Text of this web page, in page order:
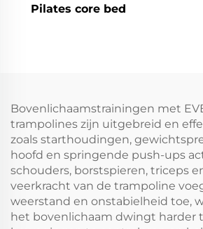
Pilates core bed
Bovenlichaamstrainingen met
trampolines zijn uitgebreid en
zoals starthoudingen,
hoofd en springende push-ups
schouders, borstspieren, triceps
veerkracht van de trampoline
weerstand en onstabielheid toe,
het bovenlichaam dwingt harder